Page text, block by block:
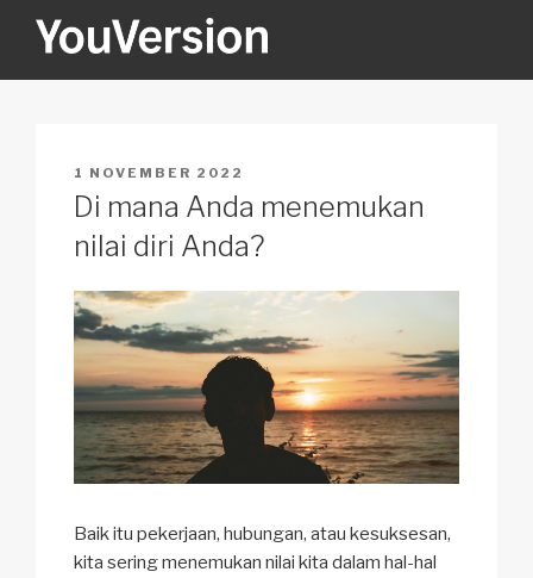
YOUVERSION
POSTED
ON
1 NOVEMBER 2022
Di mana Anda menemukan
nilai diri Anda?
Baik itu pekerjaan, hubungan, atau kesuksesan,
kita sering menemukan nilai kita dalam hal-hal